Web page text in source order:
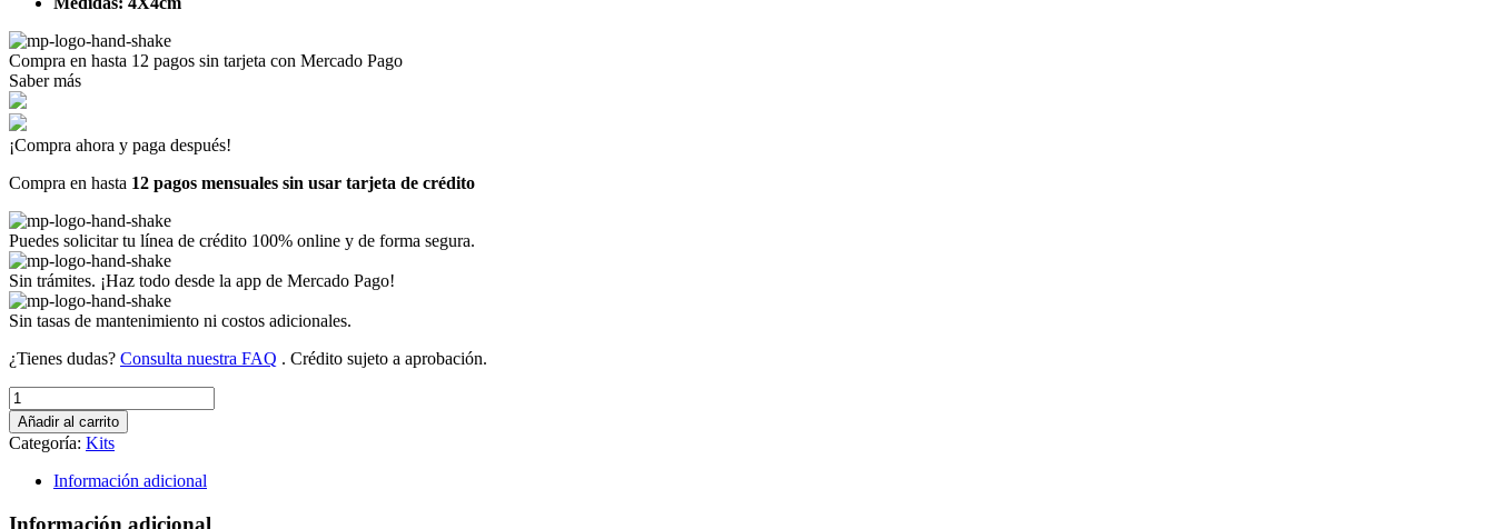
Compra en hasta 12 pagos sin tarjeta con Mercado Pago
Saber más
¡Compra ahora y paga después!
Compra en hasta 12 pagos mensuales sin usar tarjeta de crédito
Puedes solicitar tu línea de crédito 100% online y de forma segura.
Sin trámites. ¡Haz todo desde la app de Mercado Pago!
Sin tasas de mantenimiento ni costos adicionales.
¿Tienes dudas? Consulta nuestra FAQ . Crédito sujeto a aprobación.
CARITA
MINNIE-
MICKEY
(Art
cantidad
Añadir al carrito
Categoría: Kits
Información adicional
Información adicional